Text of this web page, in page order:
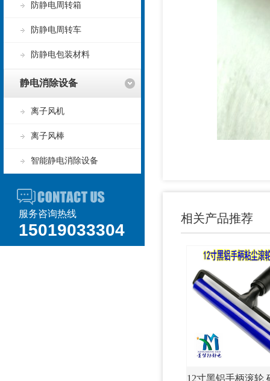
防静电周转箱
防静电周转车
防静电包装材料
静电消除设备
离子风机
离子风棒
智能静电消除设备
服务咨询热线
15019033304
相关产品推荐